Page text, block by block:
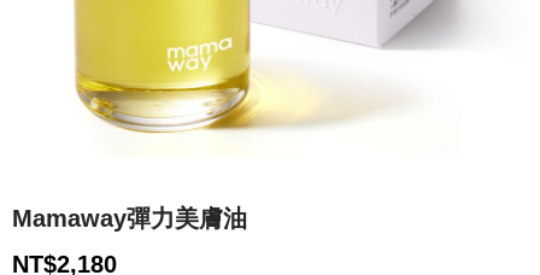
Mamaway彈力美膚油
NT$2,180